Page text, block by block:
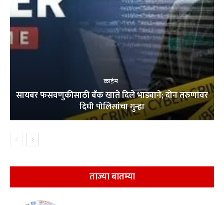
क्राईम
सायबर फसवणुकीसाठी बँक खाते दिले भाड्याने; दोन तरुणांवर
दिघी पोलिसांचा गुन्हा
ताज्या बातम्या